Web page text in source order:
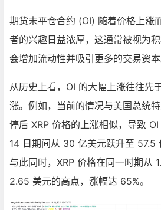
期货未平仓合约 (OI) 随着价格上涨
者的兴趣日益浓厚，这通常被视为
会增加流动性并吸引更多的交易资本
从历史上看，OI 的大幅上涨往往先
涨。例如，当前的情况与美国总统
停后 XRP 价格的上涨相似，导致
14 日期间从 30 亿美元跃升至 57.5
与此同时，XRP 价格在同一时期从
2.65 美元的高点，涨幅达 65%。